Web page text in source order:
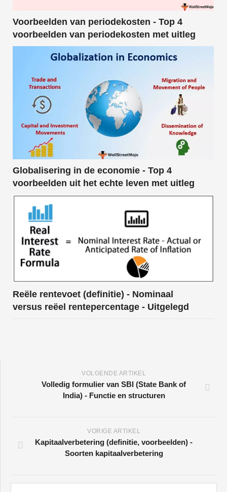
Voorbeelden van periodekosten - Top 4
voorbeelden van periodekosten met uitleg
Globalisering in de economie - Top 4
voorbeelden uit het echte leven met uitleg
Reële rentevoet (definitie) - Nominaal
versus reëel rentepercentage - Uitgelegd
VOLGENDE ARTIKEL
Volledig formulier van SBI (State Bank of
India) - Functie en structuren
VORIGE ARTIKEL
Kapitaalverbetering (definitie, voorbeelden) -
Soorten kapitaalverbetering